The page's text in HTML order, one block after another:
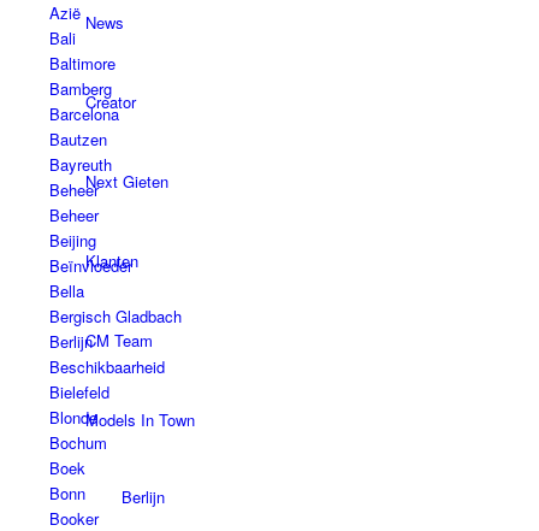
News
Creator
Next Gieten
Klanten
CM Team
Models In Town
Berlijn
Azië
Bali
Baltimore
Bamberg
Barcelona
Bautzen
Bayreuth
Beheer
Beheer
Beijing
Beïnvloeder
Bella
Bergisch Gladbach
Berlijn
Beschikbaarheid
Bielefeld
Blonde
Bochum
Boek
Bonn
Booker